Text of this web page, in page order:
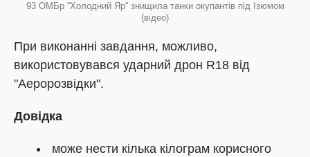
93 ОМБр ''Холодний Яр'' знищила танки окупантів під Ізюмом
(відео)
При виконанні завдання, можливо,
використовувався ударний дрон R18 від
"Аеророзвідки".
Довідка
може нести кілька кілограм корисного